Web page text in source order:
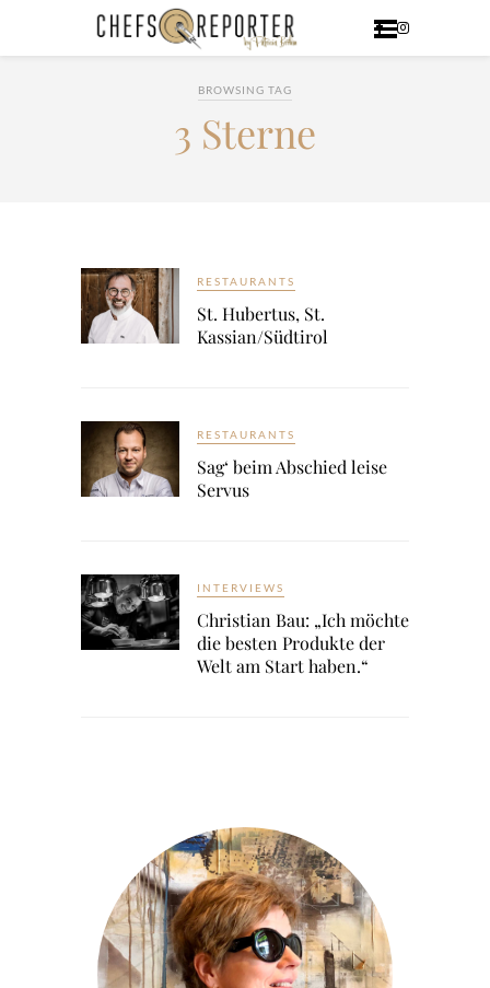
BROWSING TAG
3 Sterne
RESTAURANTS
St. Hubertus, St.
Kassian/Südtirol
RESTAURANTS
Sag‘ beim Abschied leise
Servus
INTERVIEWS
Christian Bau: „Ich möchte
die besten Produkte der
Welt am Start haben.“